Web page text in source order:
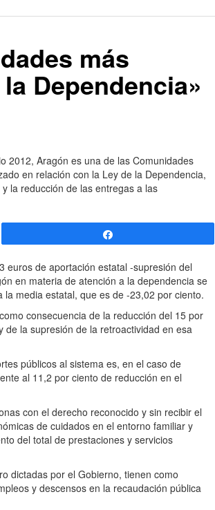
más
Dependencia»
2012, Aragón es una de las Comunidades
en relación con la Ley de la Dependencia,
la reducción de las entregas a las
euros de aportación estatal -supresión del
en materia de atención a la dependencia se
media estatal, que es de -23,02 por ciento.
consecuencia de la reducción del 15 por
la supresión de la retroactividad en esa
públicos al sistema es, en el caso de
al 11,2 por ciento de reducción en el
con el derecho reconocido y sin recibir el
de cuidados en el entorno familiar y
del total de prestaciones y servicios
dictadas por el Gobierno, tienen como
y descensos en la recaudación pública